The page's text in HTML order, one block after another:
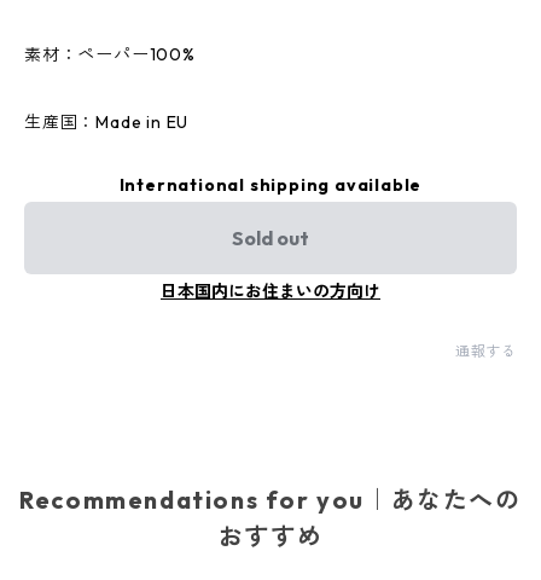
素材：ペーパー100%
生産国：Made in EU
International shipping available
Sold out
日本国内にお住まいの方向け
通報する
Recommendations for you｜あなたへの
おすすめ